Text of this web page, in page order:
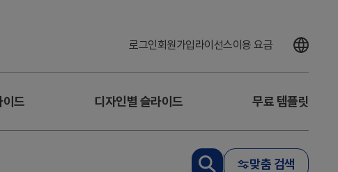
로그인회원가입라이선스이용 요금
이드 디자인별 슬라이드 무료 템플릿
맞춤 검색